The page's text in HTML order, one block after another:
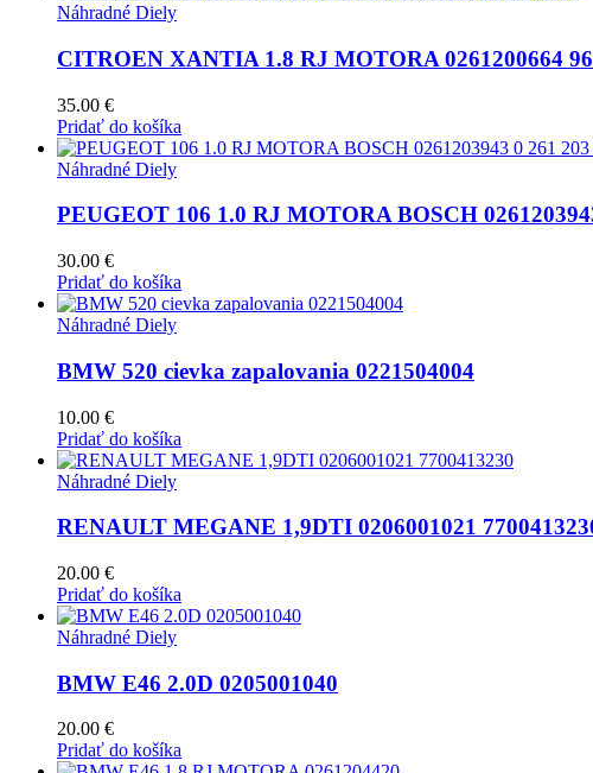
Náhradné Diely
CITROEN XANTIA 1.8 RJ MOTORA 0261200664
35.00 €
Pridať do košíka
Náhradné Diely
PEUGEOT 106 1.0 RJ MOTORA BOSCH
30.00 €
Pridať do košíka
Náhradné Diely
BMW 520 cievka zapalovania 0221504004
10.00 €
Pridať do košíka
Náhradné Diely
RENAULT MEGANE 1,9DTI 0206001021
20.00 €
Pridať do košíka
Náhradné Diely
BMW E46 2.0D 0205001040
20.00 €
Pridať do košíka